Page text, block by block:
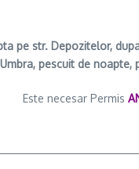
pe str. Depozitelor,
pescuit de
Este necesar Permis